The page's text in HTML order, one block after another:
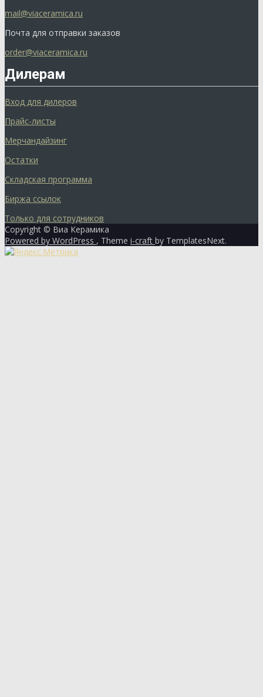
mail@viaceramica.ru
Почта для отправки заказов
order@viaceramica.ru
Дилерам
Вход для дилеров
Прайс-листы
Мерчандайзинг
Остатки
Складская программа
Биржа ссылок
Только для сотрудников
Copyright © Виа Керамика
Powered by WordPress , Theme i-craft by TemplatesNext.